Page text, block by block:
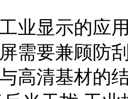
业显示的应
需要兼顾防
高清基材的